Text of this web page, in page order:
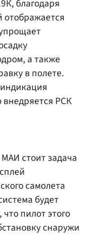
благодаря
а также
в полете.
внедряется РСК
стоит задача
самолета
будет
пилот этого
снаружи